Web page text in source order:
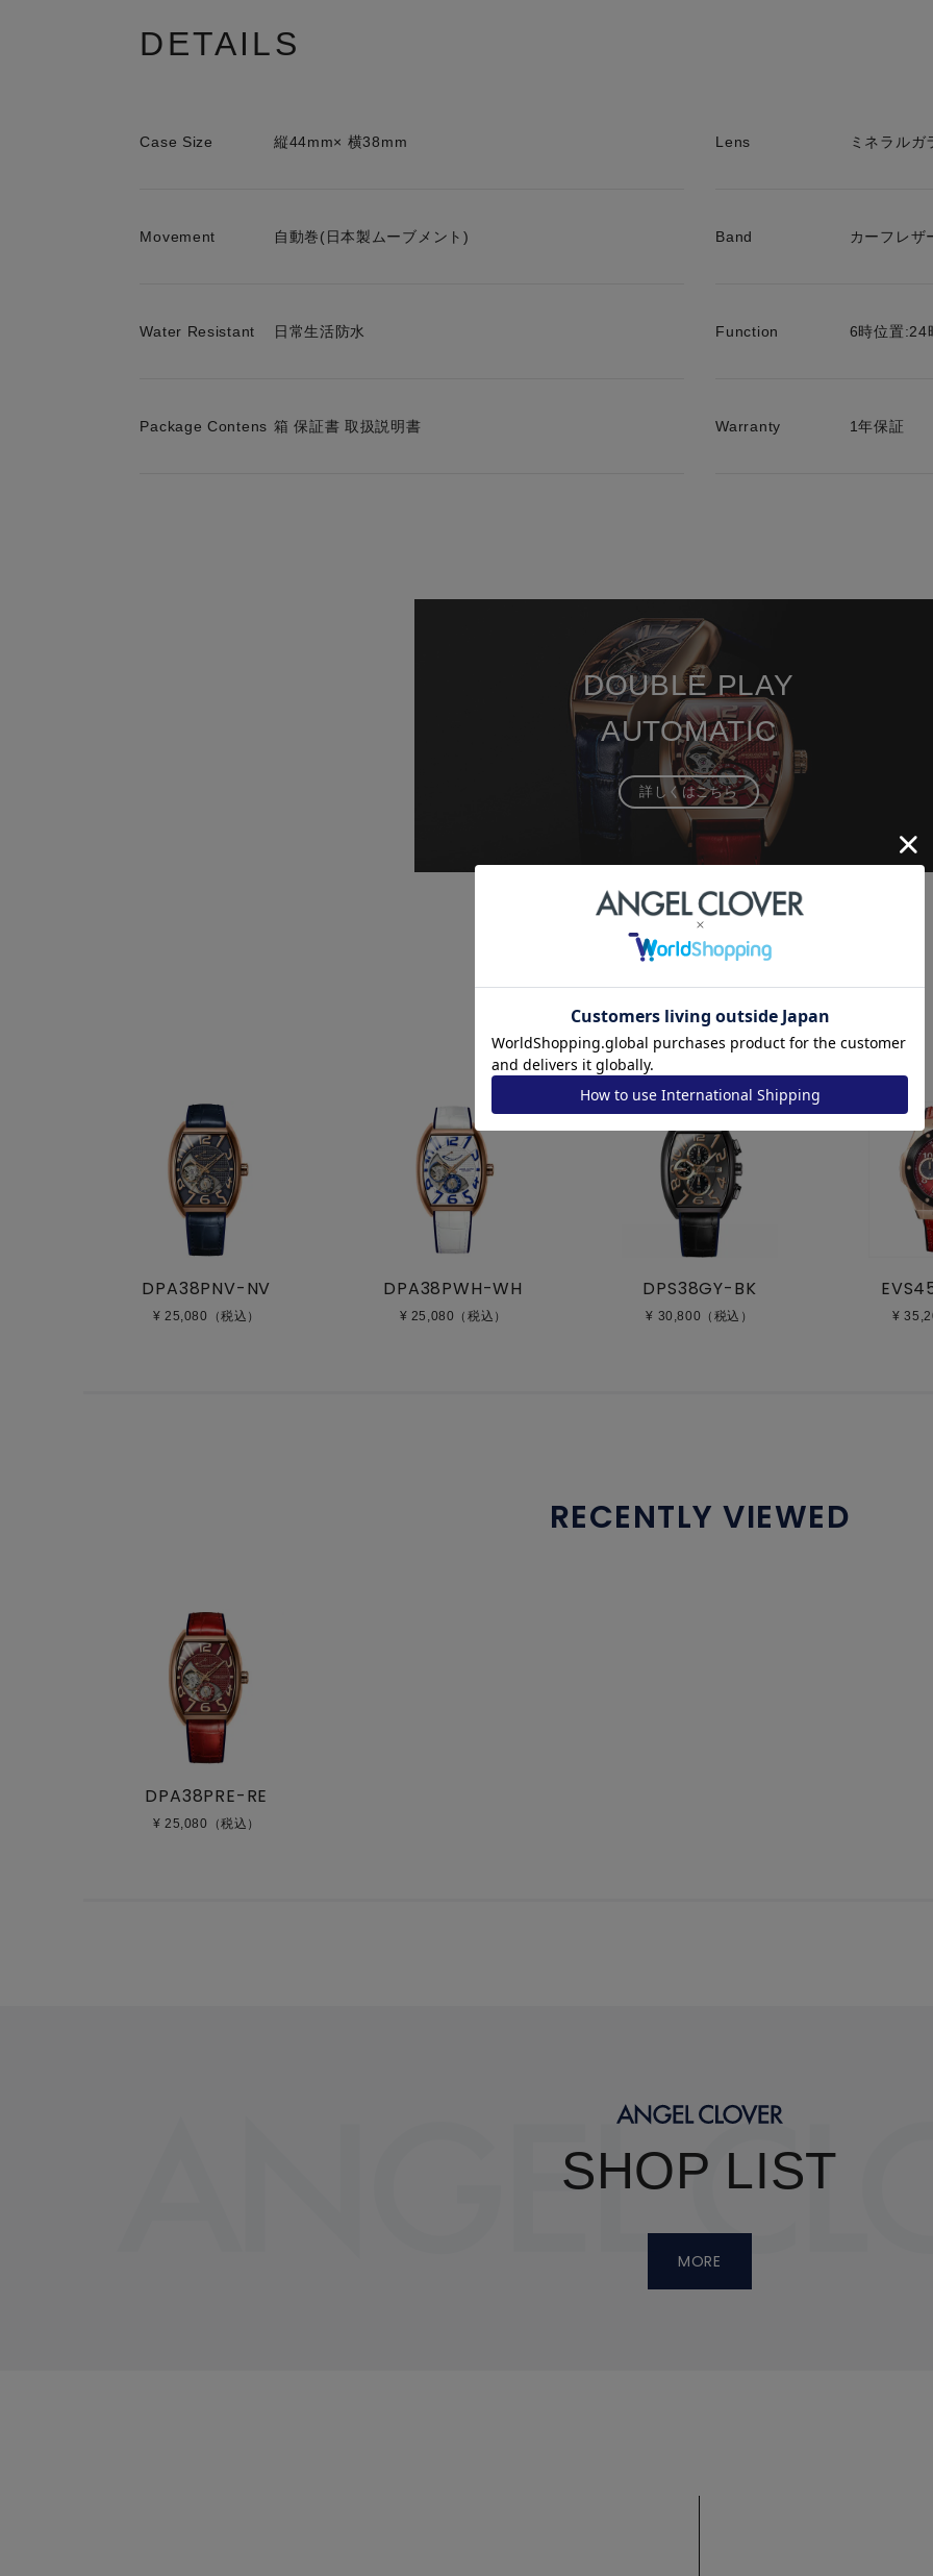
DETAILS
Case Size 縦44mm× 横38mm
Movement 自動巻(日本製ムーブメント)
Water Resistant 日常生活防水
Package Contens 箱 保証書 取扱説明書
Lens ミネラルガ
Band カーフレ
Function 6時位置:24
Warranty 1年保証
DOUBLE PLAY
AUTOMATIC
詳しくはこちら
RECOMMEND
DPA38PNV-NV
¥ 25,080（税込）
DPA38PWH-WH
¥ 25,080（税込）
DPS38GY-BK
¥ 30,800（税込） ¥
RECENTLY VIEWED
DPA38PRE-RE
¥ 25,080（税込）
SHOP LIST
MORE